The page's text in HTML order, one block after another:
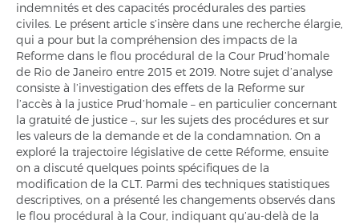
indemnités et des capacités procédurales des parties
civiles. Le présent article s’insère dans une recherche élargie,
qui a pour but la compréhension des impacts de la
Reforme dans le flou procédural de la Cour Prud’homale
de Rio de Janeiro entre 2015 et 2019. Notre sujet d’analyse
consiste à l’investigation des effets de la Reforme sur
l’accès à la justice Prud’homale – en particulier concernant
la gratuité de justice –, sur les sujets des procédures et sur
les valeurs de la demande et de la condamnation. On a
exploré la trajectoire législative de cette Réforme, ensuite
on a discuté quelques points spécifiques de la
modification de la CLT. Parmi des techniques statistiques
descriptives, on a présenté les changements observés dans
le flou procédural à la Cour, indiquant qu’au-delà de la